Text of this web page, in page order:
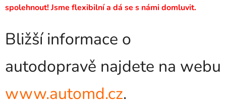
spolehnout! Jsme flexibilní a dá se s námi domluvit.
Bližší informace o
autodopravě najdete na webu
www.automd.cz.